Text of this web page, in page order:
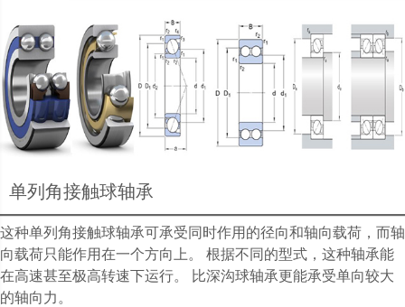
单列角接触球轴承
这种单列角接触球轴承可承受同时作用的径向和轴向载荷，而轴
向载荷只能作用在一个方向上。 根据不同的型式，这种轴承能
在高速甚至极高转速下运行。 比深沟球轴承更能承受单向较大
的轴向力。